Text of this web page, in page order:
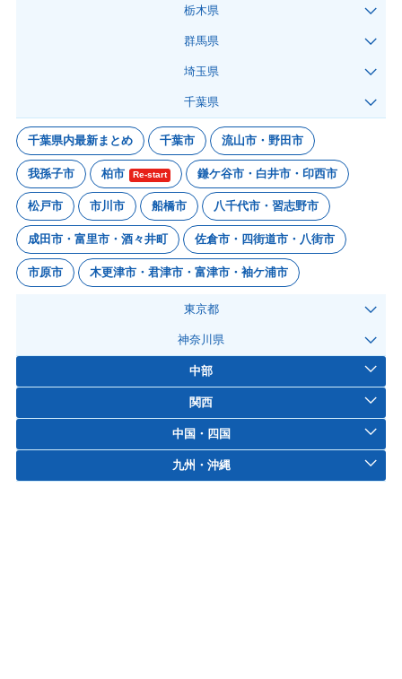
栃木県
群馬県
埼玉県
千葉県
千葉県内最新まとめ 千葉市 流山市・野田市
我孫子市 柏市 Re-start 鎌ケ谷市・白井市・印西市
松戸市 市川市 船橋市 八千代市・習志野市
成田市・富里市・酒々井町 佐倉市・四街道市・八街市
市原市 木更津市・君津市・富津市・袖ケ浦市
東京都
神奈川県
中部
関西
中国・四国
九州・沖縄